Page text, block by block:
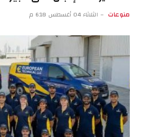
منوعات الثلاثاء 04 أغسطس 6:18 م